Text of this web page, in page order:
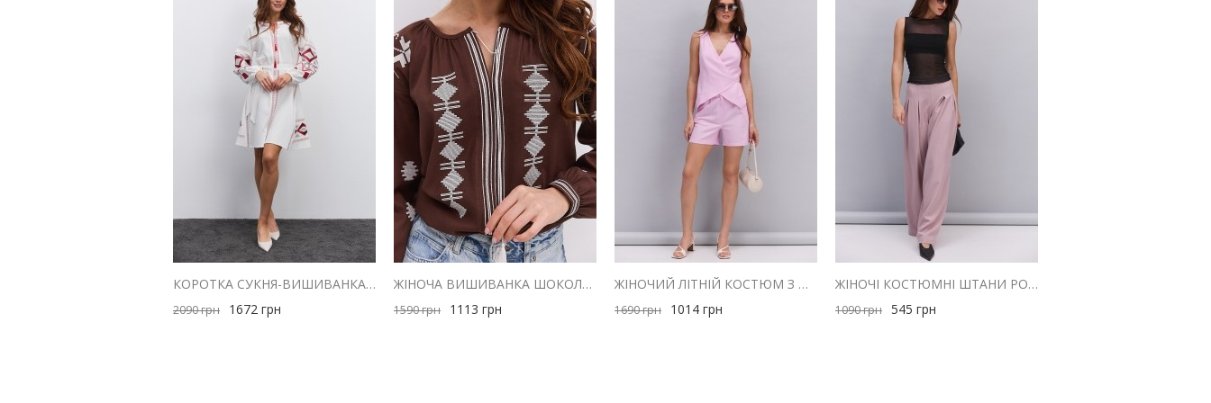
КОРОТКА СУКНЯ-ВИШИВАНКА МОЛОЧНА З ЧЕРВОНОЮ ГЕОМЕТРІЄЮ ГЛАДДЮ
2090грн 1672 грн
ЖІНОЧА ВИШИВАНКА ШОКОЛАДНА З МОЛОЧНОЮ ГЕОМЕТРІЄЮ ГЛАДДЮ
1590грн 1113 грн
ЖІНОЧИЙ ЛІТНІЙ КОСТЮМ З ШОРТАМИ І ЖИЛЕТОМ З ЛЬОНУ РОЖЕВИЙ
1690грн 1014 грн
ЖІНОЧІ КОСТЮМНІ ШТАНИ РОЖЕВІ ЗІ СКЛАДКАМИ ВГОРІ
1090грн 545 грн